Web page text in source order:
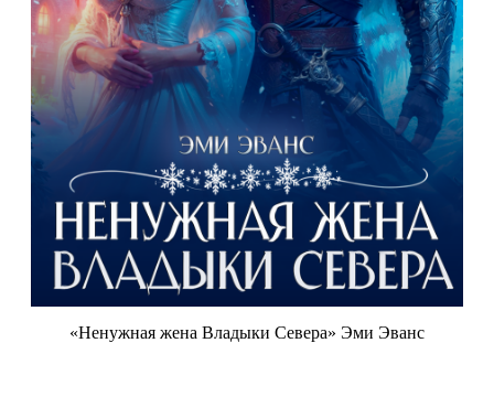
«Ненужная жена Владыки Севера» Эми Эванс